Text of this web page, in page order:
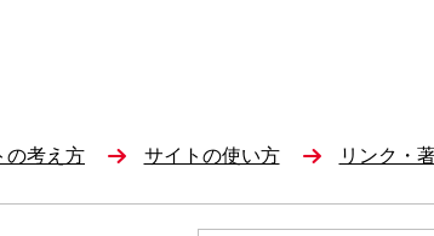
の考え方 サイトの使い方 リンク・